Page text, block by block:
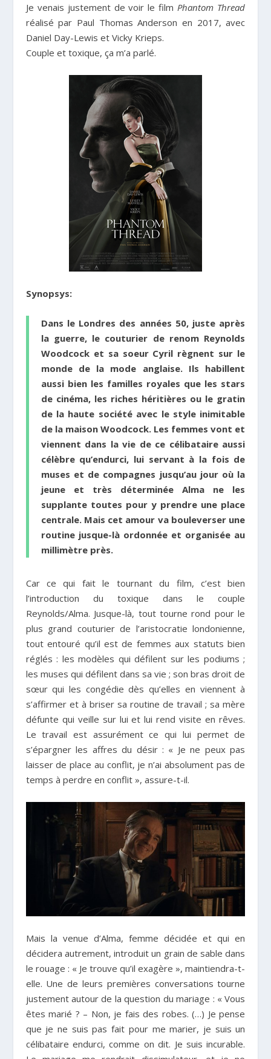
Je venais justement de voir le film Phantom Thread
réalisé par Paul Thomas Anderson en 2017, avec
Daniel Day-Lewis et Vicky Krieps.
Couple et toxique, ça m’a parlé.
Synopsys:
Dans le Londres des années 50, juste après
la guerre, le couturier de renom Reynolds
Woodcock et sa soeur Cyril règnent sur le
monde de la mode anglaise. Ils habillent
aussi bien les familles royales que les stars
de cinéma, les riches héritières ou le gratin
de la haute société avec le style inimitable
de la maison Woodcock. Les femmes vont et
viennent dans la vie de ce célibataire aussi
célèbre qu’endurci, lui servant à la fois de
muses et de compagnes jusqu’au jour où la
jeune et très déterminée Alma ne les
supplante toutes pour y prendre une place
centrale. Mais cet amour va bouleverser une
routine jusque-là ordonnée et organisée au
millimètre près.
Car ce qui fait le tournant du film, c’est bien
l’introduction du toxique dans le couple
Reynolds/Alma. Jusque-là, tout tourne rond pour le
plus grand couturier de l’aristocratie londonienne,
tout entouré qu’il est de femmes aux statuts bien
réglés : les modèles qui défilent sur les podiums ;
les muses qui défilent dans sa vie ; son bras droit de
sœur qui les congédie dès qu’elles en viennent à
s’affirmer et à briser sa routine de travail ; sa mère
défunte qui veille sur lui et lui rend visite en rêves.
Le travail est assurément ce qui lui permet de
s’épargner les affres du désir : « Je ne peux pas
laisser de place au conflit, je n’ai absolument pas de
temps à perdre en conflit », assure-t-il.
Mais la venue d’Alma, femme décidée et qui en
décidera autrement, introduit un grain de sable dans
le rouage : « Je trouve qu’il exagère », maintiendra-t-
elle. Une de leurs premières conversations tourne
justement autour de la question du mariage : « Vous
êtes marié ? – Non, je fais des robes. (…) Je pense
que je ne suis pas fait pour me marier, je suis un
célibataire endurci, comme on dit. Je suis incurable.